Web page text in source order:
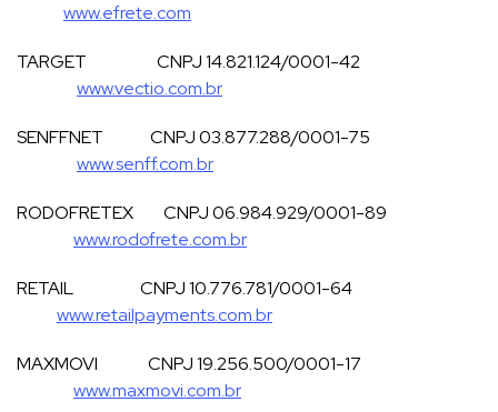
www.efrete.com
TARGET CNPJ 14.821.124/0001-42
www.vectio.com.br
SENFFNET CNPJ 03.877.288/0001-75
www.senff.com.br
RODOFRETEX CNPJ 06.984.929/0001-89
www.rodofrete.com.br
RETAIL CNPJ 10.776.781/0001-64
www.retailpayments.com.br
MAXMOVI CNPJ 19.256.500/0001-17
www.maxmovi.com.br